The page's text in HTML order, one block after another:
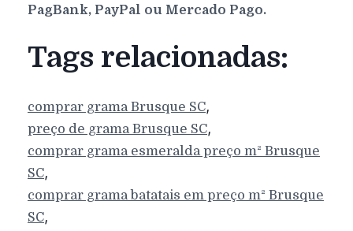
PagBank, PayPal ou Mercado Pago.
Tags relacionadas:
comprar gramaBrusque SC,
preço de gramaBrusque SC,
comprar grama esmeralda preço m² Brusque
SC,
comprar grama batatais em preço m² Brusque
SC,